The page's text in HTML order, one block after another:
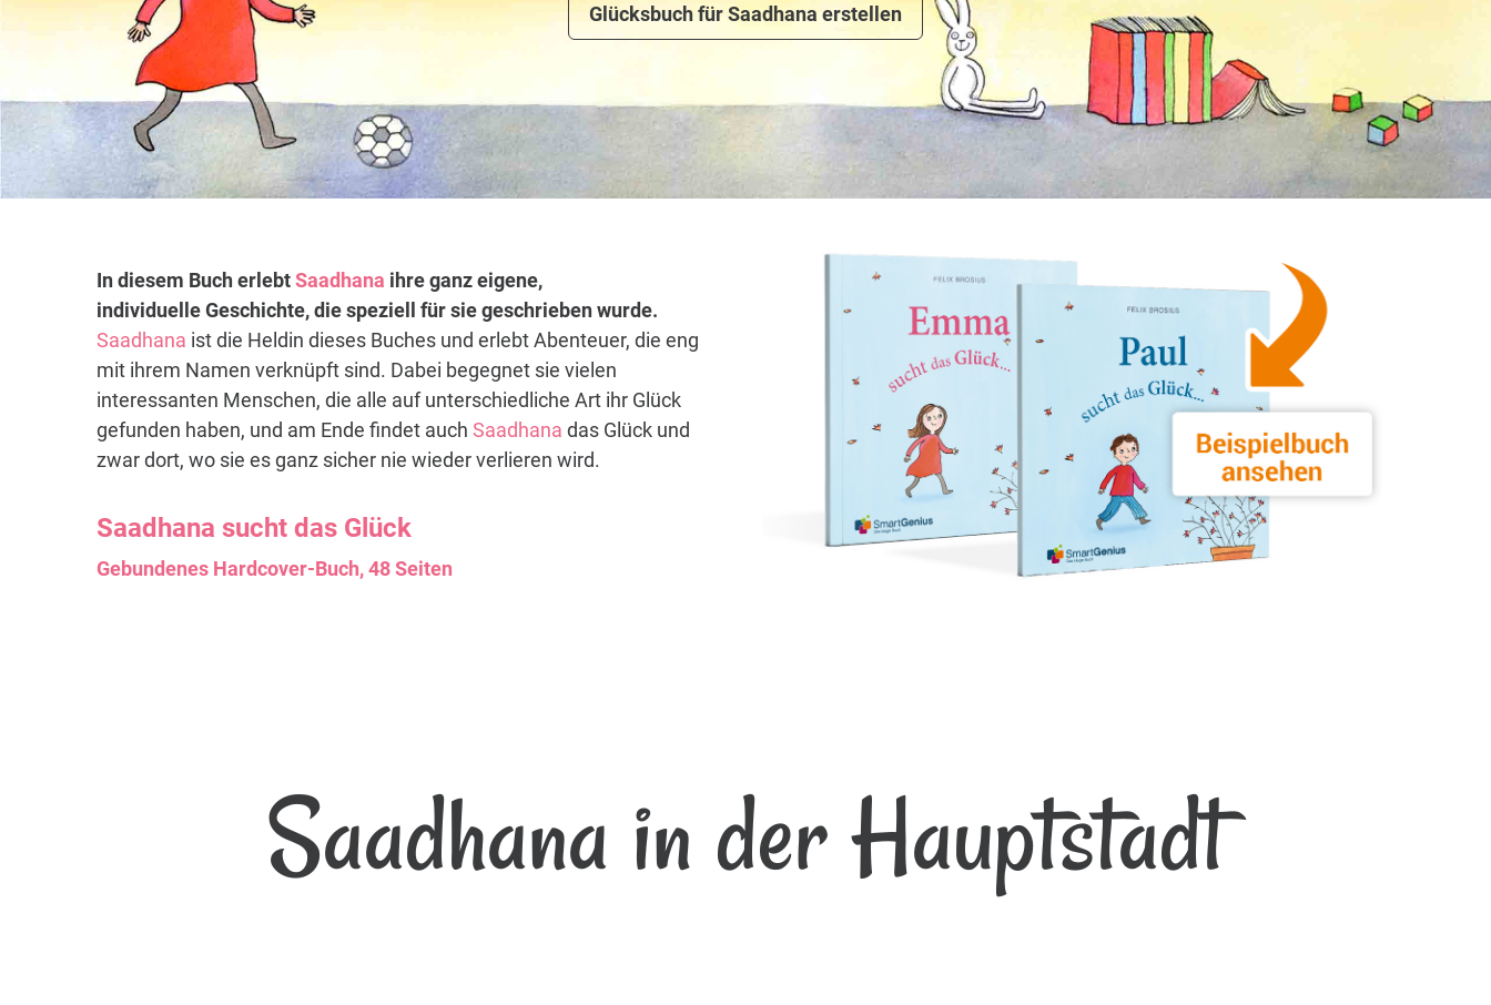
Glücksbuch für Saadhana erstellen
In diesem Buch erlebtSaadhana ihre ganz eigene,
individuelle Geschichte, die speziell für sie geschrieben wurde.
Saadhana ist die Heldin dieses Buches und erlebt Abenteuer, die eng
mit ihrem Namen verknüpft sind. Dabei begegnet sie vielen
interessanten Menschen, die alle auf unterschiedliche Art ihr Glück
gefunden haben, und am Ende findet auch Saadhana das Glück und
zwar dort, wo sie es ganz sicher nie wieder verlieren wird.
Saadhana sucht das Glück
Gebundenes Hardcover-Buch, 48 Seiten
Saadhana in der Hauptstadt